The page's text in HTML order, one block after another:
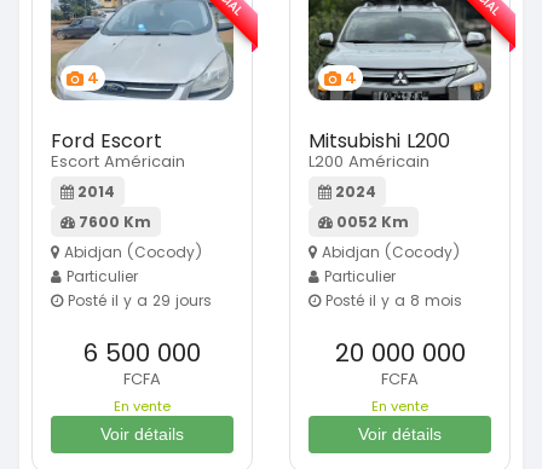
4
Ford Escort
Escort Américain
2014
7600 Km
Abidjan (Cocody)
Particulier
Posté il y a 29 jours
6 500 000
FCFA
En vente
Voir détails
4
Mitsubishi L200
L200 Américain
2024
0052 Km
Abidjan (Cocody)
Particulier
Posté il y a 8 mois
20 000 000
FCFA
En vente
Voir détails